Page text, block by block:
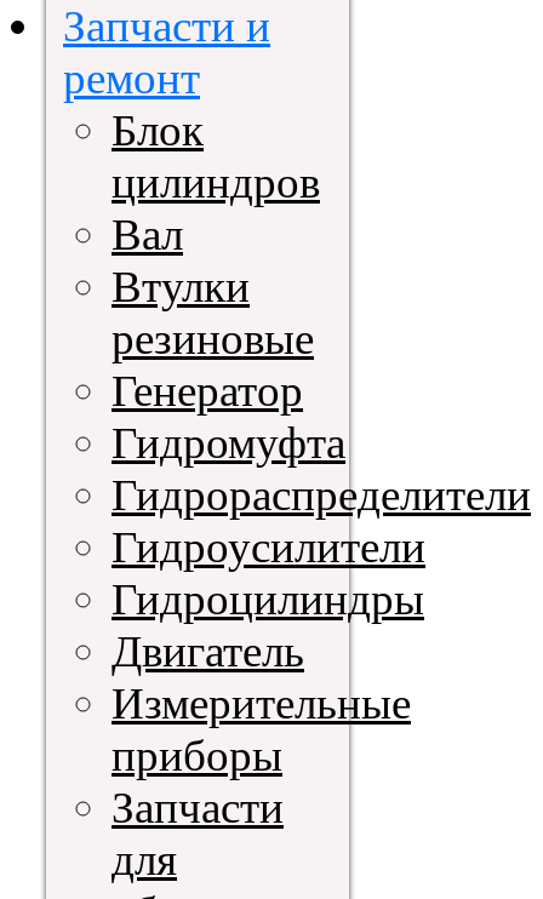
Запчасти и
ремонт
Блок
цилиндров
Вал
Втулки
резиновые
Генератор
Гидромуфта
Гидрораспределители
Гидроусилители
Гидроцилиндры
Двигатель
Измерительные
приборы
Запчасти
для